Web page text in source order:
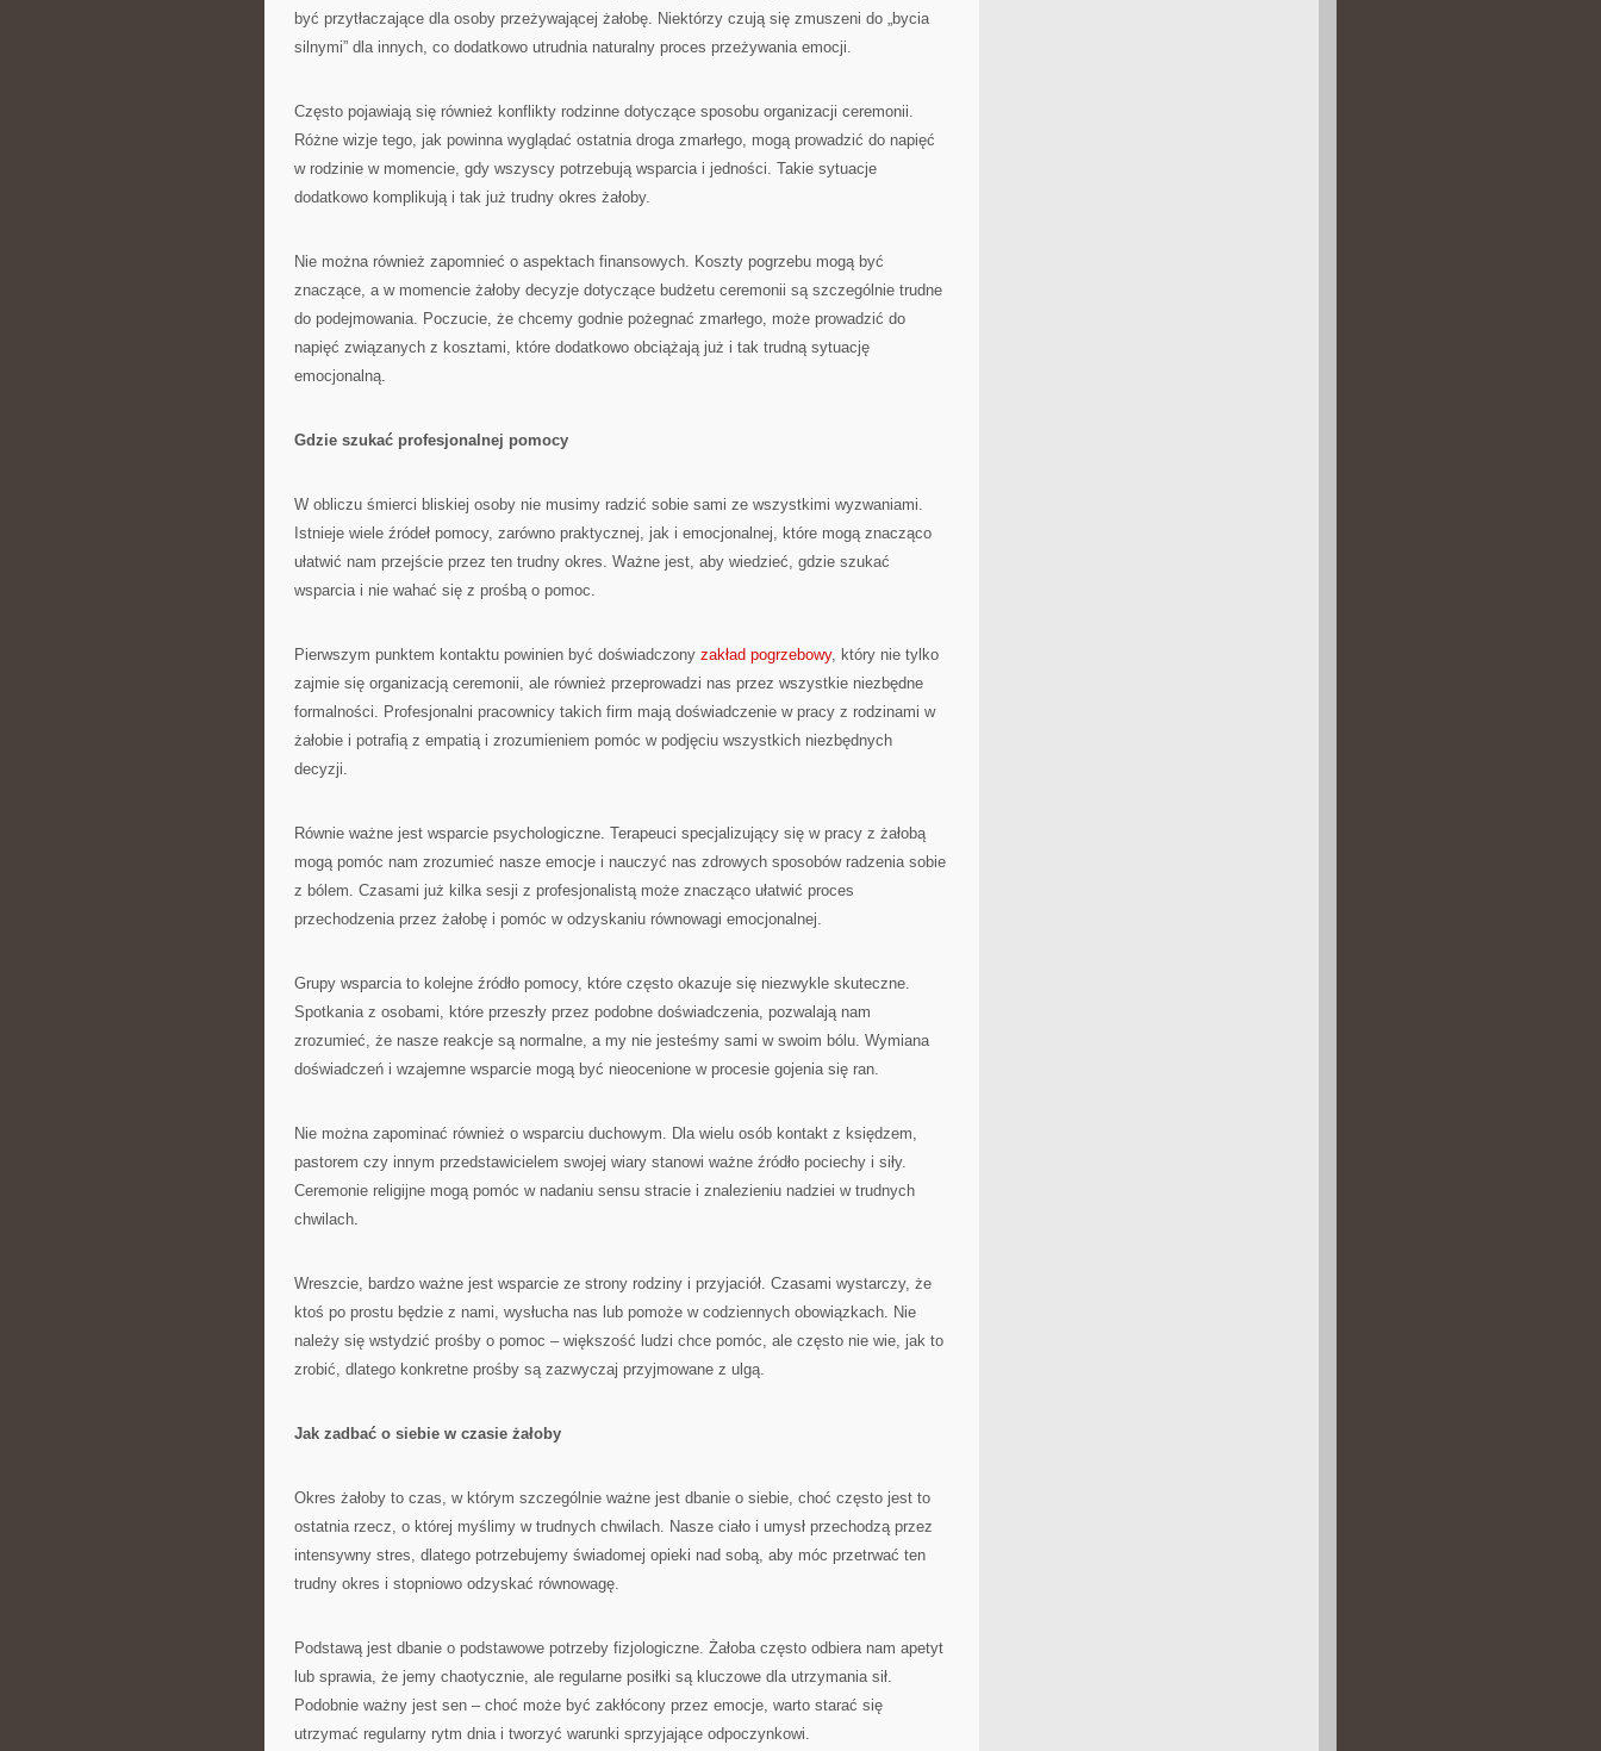
być przytłaczające dla osoby przeżywającej żałobę. Niektórzy czują się zmuszeni do „bycia
silnymi” dla innych, co dodatkowo utrudnia naturalny proces przeżywania emocji.
Często pojawiają się również konflikty rodzinne dotyczące sposobu organizacji ceremonii.
Różne wizje tego, jak powinna wyglądać ostatnia droga zmarłego, mogą prowadzić do napięć
w rodzinie w momencie, gdy wszyscy potrzebują wsparcia i jedności. Takie sytuacje
dodatkowo komplikują i tak już trudny okres żałoby.
Nie można również zapomnieć o aspektach finansowych. Koszty pogrzebu mogą być
znaczące, a w momencie żałoby decyzje dotyczące budżetu ceremonii są szczególnie trudne
do podejmowania. Poczucie, że chcemy godnie pożegnać zmarłego, może prowadzić do
napięć związanych z kosztami, które dodatkowo obciążają już i tak trudną sytuację
emocjonalną.
Gdzie szukać profesjonalnej pomocy
W obliczu śmierci bliskiej osoby nie musimy radzić sobie sami ze wszystkimi wyzwaniami.
Istnieje wiele źródeł pomocy, zarówno praktycznej, jak i emocjonalnej, które mogą znacząco
ułatwić nam przejście przez ten trudny okres. Ważne jest, aby wiedzieć, gdzie szukać
wsparcia i nie wahać się z prośbą o pomoc.
Pierwszym punktem kontaktu powinien być doświadczony zakład pogrzebowy, który nie tylko
zajmie się organizacją ceremonii, ale również przeprowadzi nas przez wszystkie niezbędne
formalności. Profesjonalni pracownicy takich firm mają doświadczenie w pracy z rodzinami w
żałobie i potrafią z empatią i zrozumieniem pomóc w podjęciu wszystkich niezbędnych
decyzji.
Równie ważne jest wsparcie psychologiczne. Terapeuci specjalizujący się w pracy z żałobą
mogą pomóc nam zrozumieć nasze emocje i nauczyć nas zdrowych sposobów radzenia sobie
z bólem. Czasami już kilka sesji z profesjonalistą może znacząco ułatwić proces
przechodzenia przez żałobę i pomóc w odzyskaniu równowagi emocjonalnej.
Grupy wsparcia to kolejne źródło pomocy, które często okazuje się niezwykle skuteczne.
Spotkania z osobami, które przeszły przez podobne doświadczenia, pozwalają nam
zrozumieć, że nasze reakcje są normalne, a my nie jesteśmy sami w swoim bólu. Wymiana
doświadczeń i wzajemne wsparcie mogą być nieocenione w procesie gojenia się ran.
Nie można zapominać również o wsparciu duchowym. Dla wielu osób kontakt z księdzem,
pastorem czy innym przedstawicielem swojej wiary stanowi ważne źródło pociechy i siły.
Ceremonie religijne mogą pomóc w nadaniu sensu stracie i znalezieniu nadziei w trudnych
chwilach.
Wreszcie, bardzo ważne jest wsparcie ze strony rodziny i przyjaciół. Czasami wystarczy, że
ktoś po prostu będzie z nami, wysłucha nas lub pomoże w codziennych obowiązkach. Nie
należy się wstydzić prośby o pomoc – większość ludzi chce pomóc, ale często nie wie, jak to
zrobić, dlatego konkretne prośby są zazwyczaj przyjmowane z ulgą.
Jak zadbać o siebie w czasie żałoby
Okres żałoby to czas, w którym szczególnie ważne jest dbanie o siebie, choć często jest to
ostatnia rzecz, o której myślimy w trudnych chwilach. Nasze ciało i umysł przechodzą przez
intensywny stres, dlatego potrzebujemy świadomej opieki nad sobą, aby móc przetrwać ten
trudny okres i stopniowo odzyskać równowagę.
Podstawą jest dbanie o podstawowe potrzeby fizjologiczne. Żałoba często odbiera nam apetyt
lub sprawia, że jemy chaotycznie, ale regularne posiłki są kluczowe dla utrzymania sił.
Podobnie ważny jest sen – choć może być zakłócony przez emocje, warto starać się
utrzymać regularny rytm dnia i tworzyć warunki sprzyjające odpoczynkowi.